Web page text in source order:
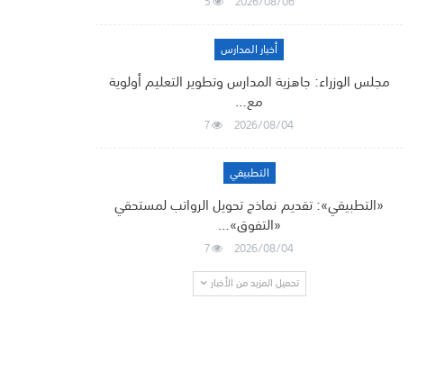
أخبار المدارس
مجلس الوزراء: جاهزية المدارس وتطوير التعليم أولوية
مع…
2026/08/04
7
التطبيقي
«التطبيقي»: تقديم نماذج تحويل الرواتب لمستحقي
«التفوق»…
2026/08/04
7
تحميل المزيد من الأخبار